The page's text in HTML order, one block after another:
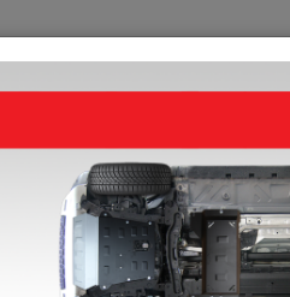
PROTECTION
Moteur Volkswagen Amarok